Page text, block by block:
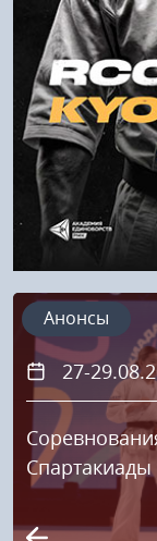
27-
Анонсы